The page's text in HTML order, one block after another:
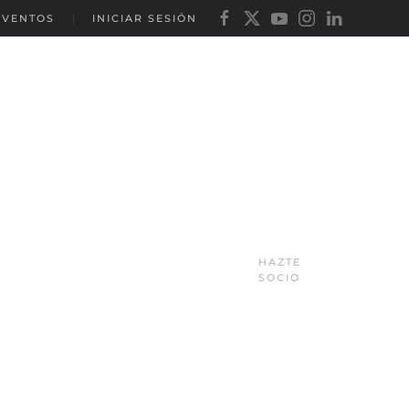
INICIAR SESIÓN
HAZTE
SOCIO